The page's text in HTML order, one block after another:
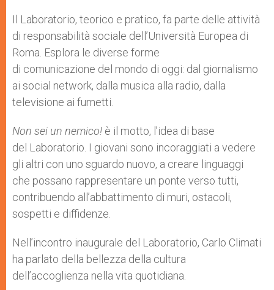
Il Laboratorio, teorico e pratico, fa parte delle attività
di responsabilità sociale dell’Università Europea di
Roma. Esplora le diverse forme
di comunicazione del mondo di oggi: dal giornalismo
ai social network, dalla musica alla radio, dalla
televisione ai fumetti.
Non sei un nemico! è il motto, l’idea di base
del Laboratorio. I giovani sono incoraggiati a vedere
gli altri con uno sguardo nuovo, a creare linguaggi
che possano rappresentare un ponte verso tutti,
contribuendo all’abbattimento di muri, ostacoli,
sospetti e diffidenze.
Nell’incontro inaugurale del Laboratorio, Carlo Climati
ha parlato della bellezza della cultura
dell’accoglienza nella vita quotidiana.